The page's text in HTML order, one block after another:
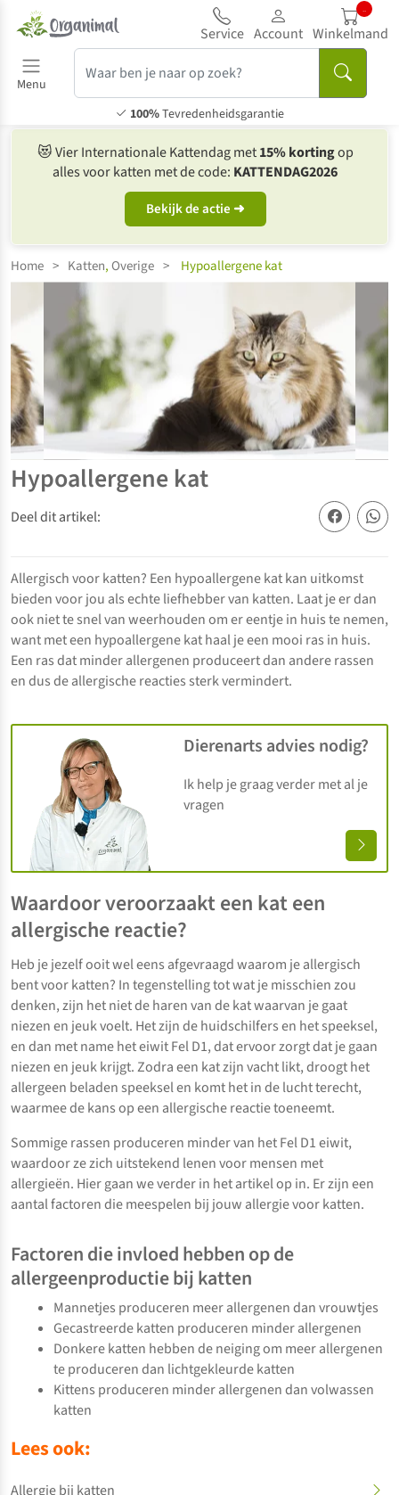
Service Account
...
Winkelmand
Menu
100%Tevredenheidsgarantie
😻Vier Internationale Kattendag met15% kortingop
alles voor katten met de code: KATTENDAG2026
Bekijk de actie ➜
Home > Katten,Overige > Hypoallergene kat
Hypoallergene kat
Deel dit artikel:
Allergisch voor katten? Een hypoallergene kat kan uitkomst
bieden voor jou als echte liefhebber van katten. Laat je er dan
ook niet te snel van weerhouden om er eentje in huis te nemen,
want met een hypoallergene kat haal je een mooi ras in huis.
Een ras dat minder allergenen produceert dan andere rassen
en dus de allergische reacties sterk vermindert.
Dierenarts advies nodig?
Ik help je graag verder met al je
vragen
Waardoor veroorzaakt een kat een
allergische reactie?
Heb je jezelf ooit wel eens afgevraagd waarom je allergisch
bent voor katten? In tegenstelling tot wat je misschien zou
denken, zijn het niet de haren van de kat waarvan je gaat
niezen en jeuk voelt. Het zijn de huidschilfers en het speeksel,
en dan met name het eiwit Fel D1, dat ervoor zorgt dat je gaan
niezen en jeuk krijgt. Zodra een kat zijn vacht likt, droogt het
allergeen beladen speeksel en komt het in de lucht terecht,
waarmee de kans op een allergische reactie toeneemt.
Sommige rassen produceren minder van het Fel D1 eiwit,
waardoor ze zich uitstekend lenen voor mensen met
allergieën. Hier gaan we verder in het artikel op in. Er zijn een
aantal factoren die meespelen bij jouw allergie voor katten.
Factoren die invloed hebben op de
allergeenproductie bij katten
Mannetjes produceren meer allergenen dan vrouwtjes
Gecastreerde katten produceren minder allergenen
Donkere katten hebben de neiging om meer allergenen
te produceren dan lichtgekleurde katten
Kittens produceren minder allergenen dan volwassen
katten
Lees ook:
Allergie bij katten